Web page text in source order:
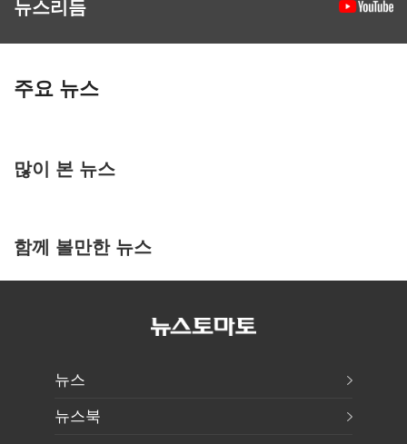
뉴스리듬
주요 뉴스
많이 본 뉴스
함께 볼만한 뉴스
뉴스
뉴스북